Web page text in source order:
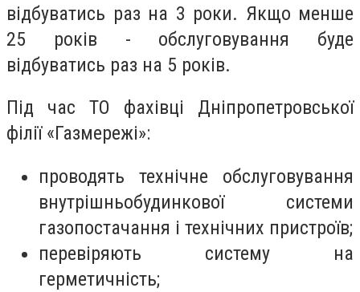
відбуватись раз на 3 роки. Якщо менше
25 років - обслуговування буде
відбуватись раз на 5 років.
Під час ТО фахівці Дніпропетровської
філії «Газмережі»:
проводять технічне обслуговування
внутрішньобудинкової системи
газопостачання і технічних пристроїв;
перевіряють систему на
герметичність;